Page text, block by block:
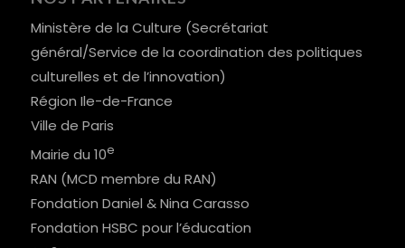
Ministère de la Culture (Secrétariat
général/Service de la coordination des politiques
culturelles et de l’innovation)
Région Ile-de-France
Ville de Paris
Mairie du 10e
RAN (MCD membre du RAN)
Fondation Daniel & Nina Carasso
Fondation HSBC pour l’éducation